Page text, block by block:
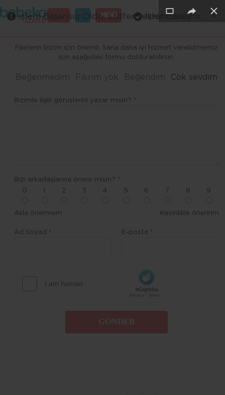
MENÜ
GİRİŞ
Fikirlerin bizim için önemli. Sana daha iyi hizmet verebilmemiz
için aşağıdaki formu doldurabilirsin.
Beğenmedim Fikrim yok Beğendim Çok sevdim
Bizimle ilgili görüşlerini yazar mısın? *
Bizi arkadaşlarına önerir misin? *
0
2 3 4 5 6 7 8 9
Asla önermem Kesinlikle öneririm
Ad Soyad * E-posta *
×
×
×
×
İşlem Başarılı ×
İşlem Başarısız Oldu. Lütfen tekrar deneyin ×